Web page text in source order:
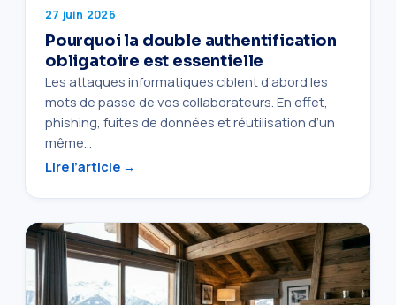
27 juin 2026
Pourquoi la double authentification
obligatoire est essentielle
Les attaques informatiques ciblent d’abord les
mots de passe de vos collaborateurs. En effet,
phishing, fuites de données et réutilisation d’un
même…
Lire l’article →